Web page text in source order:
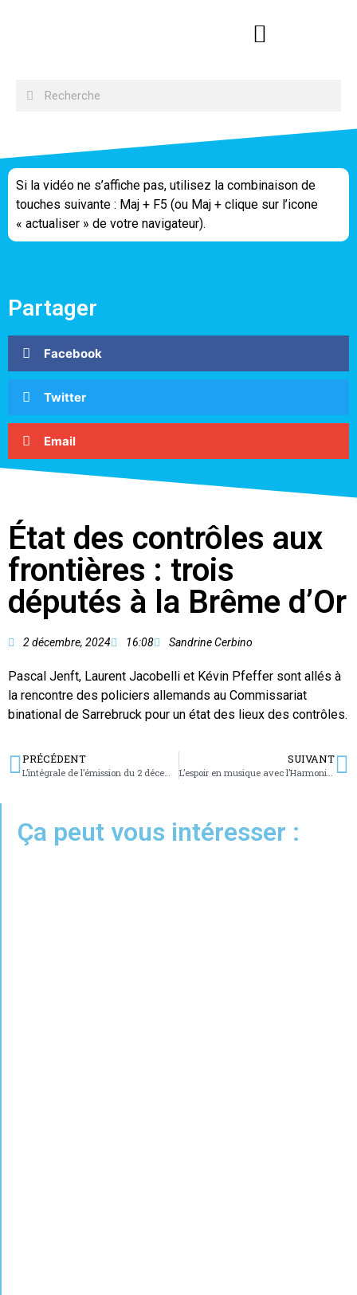
Si la vidéo ne s’affiche pas, utilisez la combinaison de
touches suivante : Maj + F5 (ou Maj + clique sur l’icone
« actualiser » de votre navigateur).
Partager
Facebook
Twitter
Email
État des contrôles aux
frontières : trois
députés à la Brême d’Or
2 décembre, 2024 16:08 Sandrine Cerbino
Pascal Jenft, Laurent Jacobelli et Kévin Pfeffer sont allés à
la rencontre des policiers allemands au Commissariat
binational de Sarrebruck pour un état des lieux des contrôles.
PRÉCÉDENT
L’intégrale de l’émission du 2 décembre 2024
SUIVANT
L’espoir en musique avec l’Harmonie du Pays de Bitche
Ça peut vous intéresser :